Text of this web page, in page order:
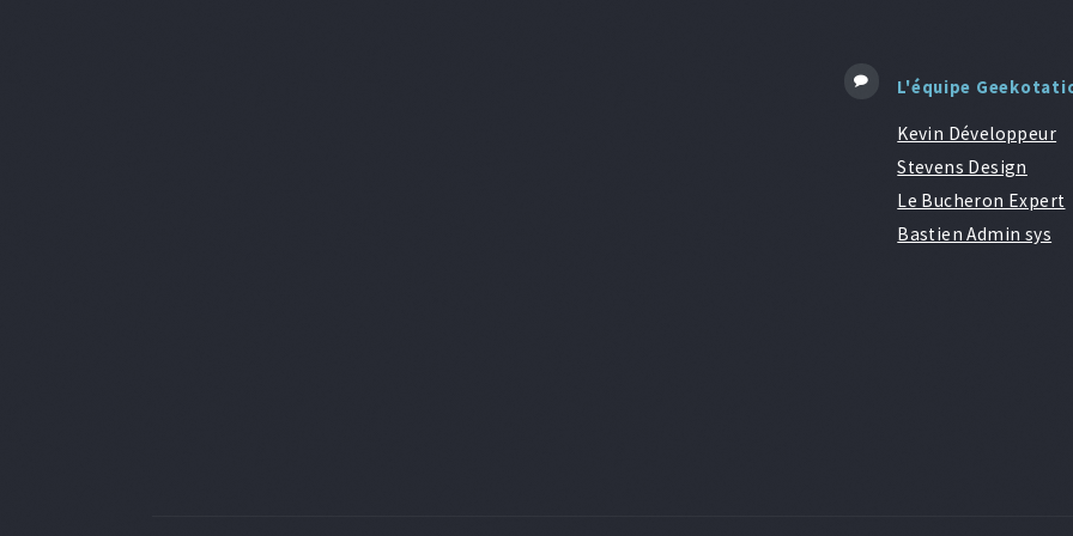
L'équipe
Kevin Développeur
Stevens Design
Le Bucheron Expert
Bastien Admin sys